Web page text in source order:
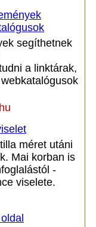
segíthetnek
a linktárak,
méret utáni
Mai korban is
-
viselete.